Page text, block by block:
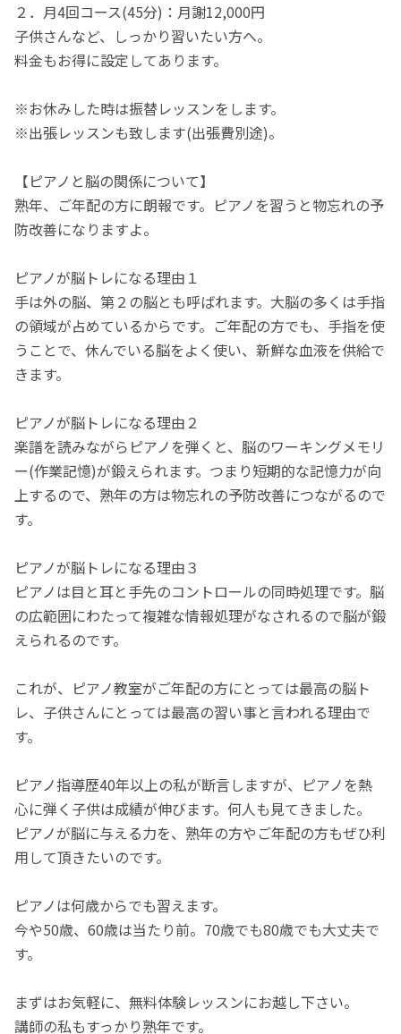
２．月4回コース(45分)：月謝12,000円
子供さんなど、しっかり習いたい方へ。
料金もお得に設定してあります。
※お休みした時は振替レッスンをします。
※出張レッスンも致します(出張費別途)。
【ピアノと脳の関係について】
熟年、ご年配の方に朗報です。ピアノを習うと物忘れの予
防改善になりますよ。
ピアノが脳トレになる理由１
手は外の脳、第２の脳とも呼ばれます。大脳の多くは手指
の領域が占めているからです。ご年配の方でも、手指を使
うことで、休んでいる脳をよく使い、新鮮な血液を供給で
きます。
ピアノが脳トレになる理由２
楽譜を読みながらピアノを弾くと、脳のワーキングメモリ
ー(作業記憶)が鍛えられます。つまり短期的な記憶力が向
上するので、熟年の方は物忘れの予防改善につながるので
す。
ピアノが脳トレになる理由３
ピアノは目と耳と手先のコントロールの同時処理です。脳
の広範囲にわたって複雑な情報処理がなされるので脳が鍛
えられるのです。
これが、ピアノ教室がご年配の方にとっては最高の脳ト
レ、子供さんにとっては最高の習い事と言われる理由で
す。
ピアノ指導歴40年以上の私が断言しますが、ピアノを熱
心に弾く子供は成績が伸びます。何人も見てきました。
ピアノが脳に与える力を、熟年の方やご年配の方もぜひ利
用して頂きたいのです。
ピアノは何歳からでも習えます。
今や50歳、60歳は当たり前。70歳でも80歳でも大丈夫で
す。
まずはお気軽に、無料体験レッスンにお越し下さい。
講師の私もすっかり熟年です。